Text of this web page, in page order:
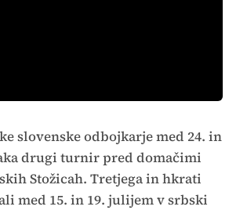
slovenske odbojkarje med 24. in
drugi turnir pred domačimi
Stožicah. Tretjega in hkrati
med 15. in 19. julijem v srbski